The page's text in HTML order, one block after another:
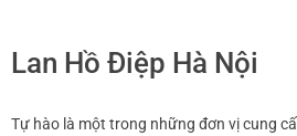
Lan Hồ Điệp Hà Nội
Tự hào là một trong những đơn vị cung